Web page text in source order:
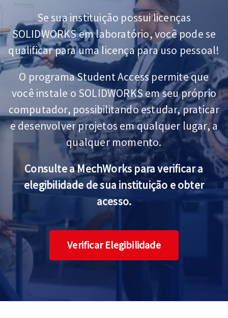
Se sua instituição possui licenças
SOLIDWORKS em laboratório, você pode se
qualificar para uma licença para uso pessoal!
O programa Student Access permite que
você instale o SOLIDWORKS em seu próprio
computador, possibilitando estudar, praticar
e desenvolver projetos em qualquer lugar, a
qualquer momento.
Consulte a MechWorks para verificar a
elegibilidade de sua instituição e obter
acesso.
Verificar Elegibilidade